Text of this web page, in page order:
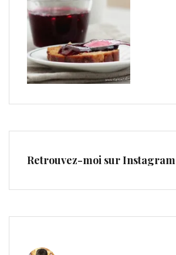
Retrouvez-moi sur Instagram